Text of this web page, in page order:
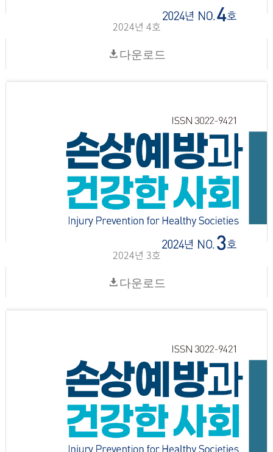
2024년 4호
다운로드
2024년 3호
다운로드